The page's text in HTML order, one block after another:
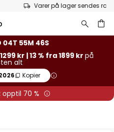
sendes raskt
04T 55M 46S
kr | 13 % fra 1899 krpå
alt
Kopier
opptil 70 %